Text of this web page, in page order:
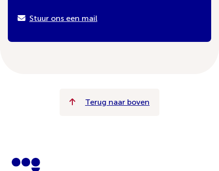
Stuur ons een mail
Terug naar boven